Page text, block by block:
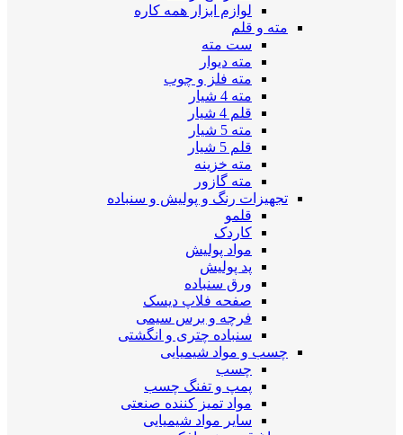
لوازم ابزار همه کاره
مته و قلم
ست مته
مته دیوار
مته فلز و چوب
مته 4 شیار
قلم 4 شیار
مته 5 شیار
قلم 5 شیار
مته خزینه
مته گازور
تجهیزات رنگ و پولیش و سنباده
قلمو
کاردک
مواد پولیش
پد پولیش
ورق سنباده
صفحه فلاپ دیسک
فرچه و برس سیمی
سنباده چتری و انگشتی
چسب و مواد شیمیایی
چسب
پمپ و تفنگ چسب
مواد تمیز کننده صنعتی
سایر مواد شیمیایی